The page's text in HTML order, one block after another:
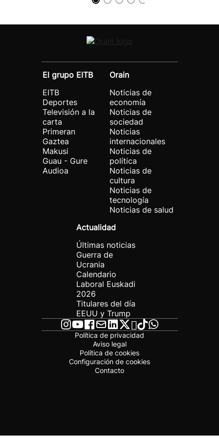
El grupo EITB
EITB
Deportes
Televisión a la
carta
Primeran
Gaztea
Makusi
Guau - Gure
Audioa
Orain
Noticias de
economía
Noticias de
sociedad
Noticias
internacionales
Noticias de
política
Noticias de
cultura
Noticias de
tecnología
Noticias de salud
Actualidad
Últimas noticias
Guerra de
Ucrania
Calendario
Laboral Euskadi
2026
Titulares del día
EEUU y Trump
Política de privacidad
Aviso legal
Política de cookies
Configuración de cookies
Contacto